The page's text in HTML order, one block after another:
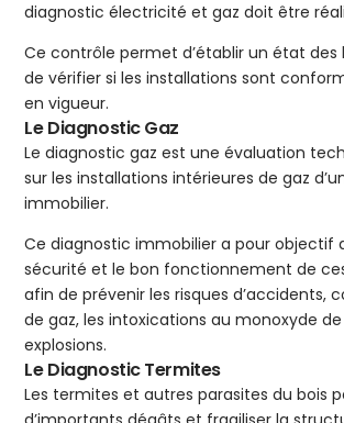
diagnostic électricité et gaz doit être
Ce contrôle permet d’établir un état des
de vérifier si les installations sont
en vigueur.
Le Diagnostic Gaz
Le diagnostic gaz est une évaluation
sur les installations intérieures de gaz
immobilier.
Ce diagnostic immobilier a pour objectif
sécurité et le bon fonctionnement de
afin de prévenir les risques d’accidents,
de gaz, les intoxications au monoxyde
explosions.
Le Diagnostic Termites
Les termites et autres parasites du bois